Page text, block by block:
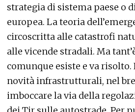
strategia di sistema paese o
europea. La teoria
circoscritta alle catastrofi
alle vicende stradali. Ma
comunque esiste e va risolto.
novità infrastrutturali, nel
imboccare la via della